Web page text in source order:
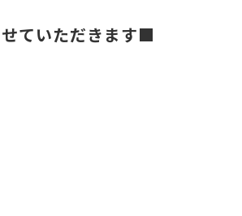
ていただきます■